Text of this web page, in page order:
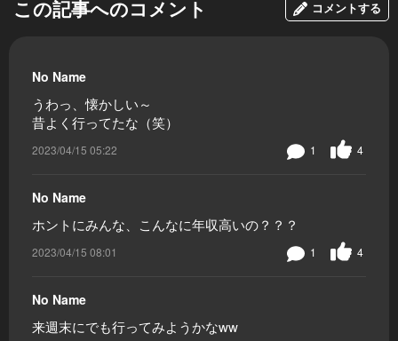
この記事へのコメント コメントする
No Name
うわっ、懐かしい～
昔よく行ってたな（笑）
2023/04/15 05:22 4
1
No Name
ホントにみんな、こんなに年収高いの？？？
2023/04/15 08:01 4
1
No Name
来週末にでも行ってみようかなww